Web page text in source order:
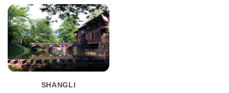
SHANGLI